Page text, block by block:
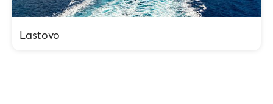
Lastovo